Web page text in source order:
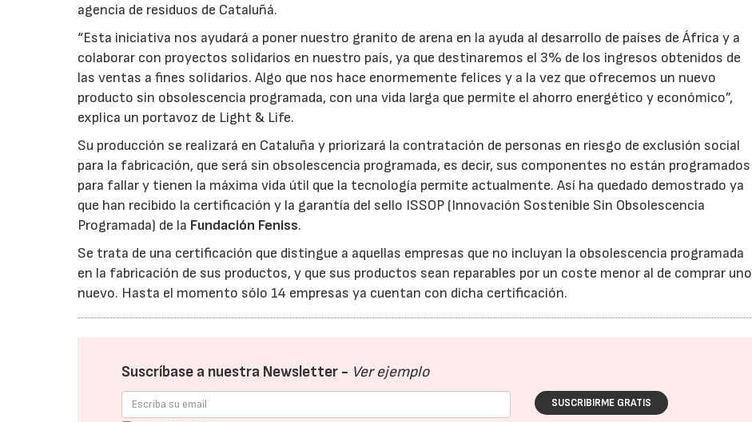
agencia de residuos de Cataluñá.
“Esta iniciativa nos ayudará a poner nuestro granito de arena en la ayuda al desarrollo de países de África y a
colaborar con proyectos solidarios en nuestro país, ya que destinaremos el 3% de los ingresos obtenidos de
las ventas a fines solidarios. Algo que nos hace enormemente felices y a la vez que ofrecemos un nuevo
producto sin obsolescencia programada, con una vida larga que permite el ahorro energético y económico”,
explica un portavoz de Light & Life.
Su producción se realizará en Cataluña y priorizará la contratación de personas en riesgo de exclusión social
para la fabricación, que será sin obsolescencia programada, es decir, sus componentes no están programados
para fallar y tienen la máxima vida útil que la tecnología permite actualmente. Así ha quedado demostrado ya
que han recibido la certificación y la garantía del sello ISSOP (Innovación Sostenible Sin Obsolescencia
Programada) de la Fundación Feniss.
Se trata de una certificación que distingue a aquellas empresas que no incluyan la obsolescencia programada
en la fabricación de sus productos, y que sus productos sean reparables por un coste menor al de comprar uno
nuevo. Hasta el momento sólo 14 empresas ya cuentan con dicha certificación.
Suscríbase a nuestra Newsletter - Ver ejemplo
SUSCRIBIRME GRATIS
15/07/2026 29/07/2026